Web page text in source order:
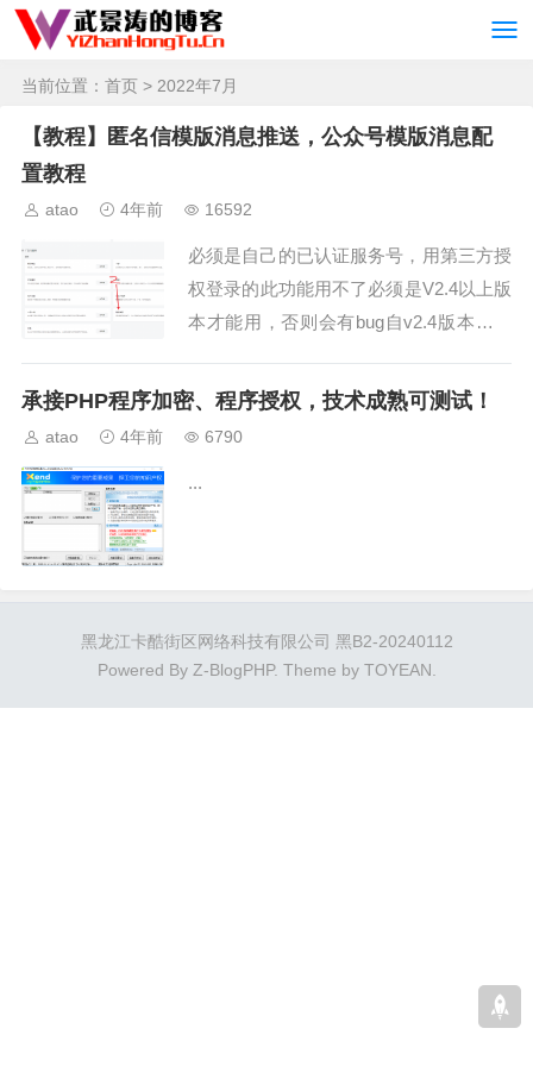
当前位置： 首页 > 2022年7月
【教程】匿名信模版消息推送，公众号模版消息配
置教程
atao 4年前 16592
必须是自己的已认证服务号，用第三方授
权登录的此功能用不了必须是V2.4以上版
本才能用，否则会有bug自v2.4版本后，
使用【不要开启SSL和强制SSL，否则此
承接PHP程序加密、程序授权，技术成熟可测试！
atao 4年前 6790
...
黑龙江卡酷街区网络科技有限公司 黑B2-20240112
Powered By Z-BlogPHP. Theme by TOYEAN